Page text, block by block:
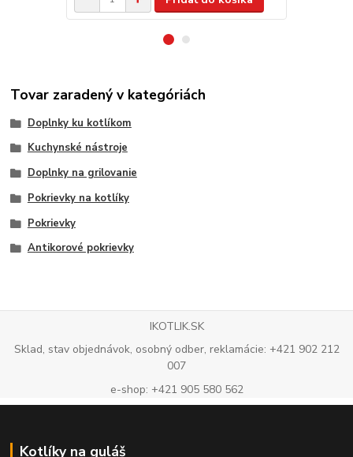
Tovar zaradený v kategóriách
Doplnky ku kotlíkom
Kuchynské nástroje
Doplnky na grilovanie
Pokrievky na kotlíky
Pokrievky
Antikorové pokrievky
IKOTLIK.SK
Sklad, stav objednávok, osobný odber, reklamácie: +421 902 212
007
e-shop: +421 905 580 562
Kotlíky na guláš